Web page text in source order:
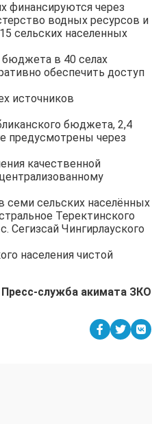
финансируются через
водных ресурсов и
сельских населенных
в 40 селах
обеспечить доступ
источников
бюджета, 2,4
предусмотрены через
качественной
семи сельских населённых
Теректинского
Сегизсай Чингирлауского
населения чистой
Пресс-служба акимата ЗКО